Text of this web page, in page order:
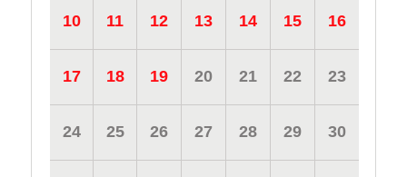
10 11 12 13 14 15 16
17 18 19 20 21 22 23
24 25 26 27 28 29 30